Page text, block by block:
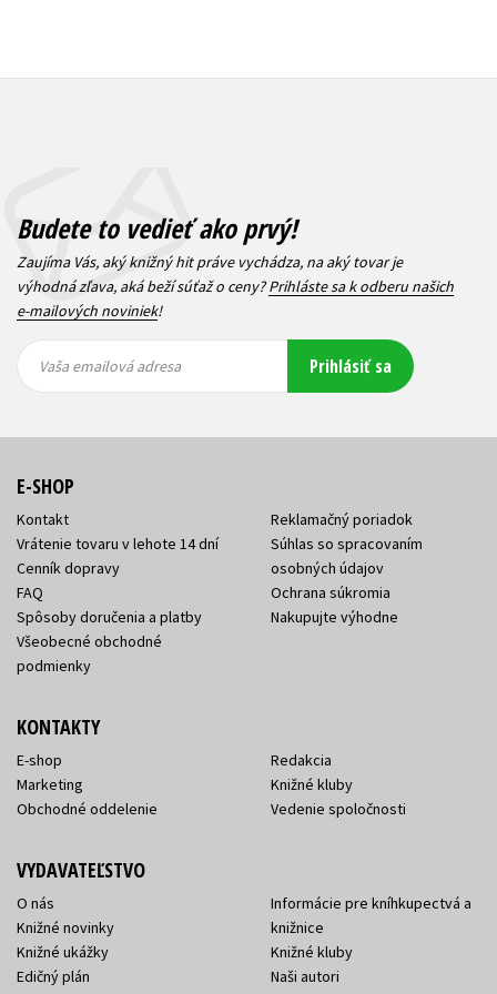
Budete to vedieť ako prvý!
Zaujíma Vás, aký knižný hit práve vychádza, na aký tovar je
výhodná zľava, aká beží súťaž o ceny?Prihláste sa k odberu našich
e-mailových noviniek!
emailová
emailová
Vaša emailová adresa Prihlásiť sa
E-SHOP
Kontakt
Vrátenie tovaru v lehote 14 dní
Cenník dopravy
FAQ
Spôsoby doručenia a platby
Všeobecné obchodné
podmienky
Reklamačný poriadok
Súhlas so spracovaním
osobných údajov
Ochrana súkromia
Nakupujte výhodne
KONTAKTY
E-shop
Marketing
Obchodné oddelenie
Redakcia
Knižné kluby
Vedenie spoločnosti
VYDAVATEĽSTVO
O nás
Knižné novinky
Knižné ukážky
Edičný plán
Informácie pre kníhkupectvá a
knižnice
Knižné kluby
Naši autori